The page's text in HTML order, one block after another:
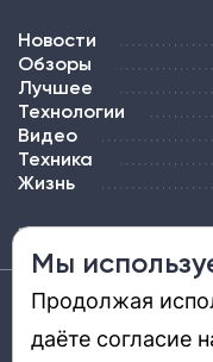
Новости
Обзоры
Лучшее
Технологии
Видео
Техника
Жизнь
ПОДПИСКА РЕКЛАМА
Средство массовой
Реестровая запись средства
ФС 77 - 81669, выдано
Главный редактор: Шкред Т. В.
Мы
Продолжая
даёте согласие